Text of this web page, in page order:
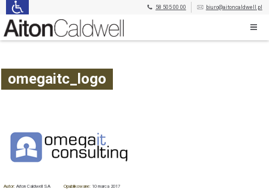
58 505 00 00 biuro@aitoncaldwell.pl
omegaitc_logo
Autor:Aiton Caldwell SA Opublikowane: 10 marca 2017